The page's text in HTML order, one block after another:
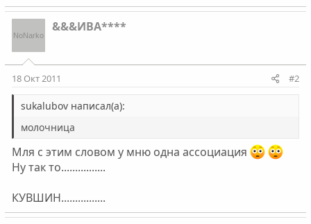
&&&ИВА****
18 Окт 2011 #2
sukalubov написал(а):
молочница
Мля с этим словом у мню одна ассоциация
Ну так то................
КУВШИН................